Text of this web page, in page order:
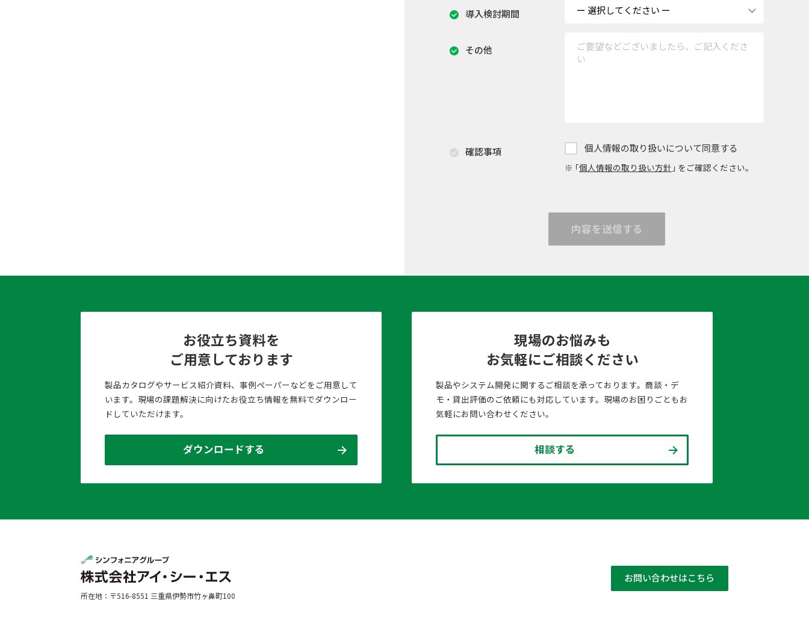
導入検討期間
その他
確認事項 個人情報の取り扱いについて同意する
※ ｢個人情報の取り扱い方針 ｣ をご確認ください。
内容を送信する
お役立ち資料を
ご用意しております
製品カタログやサービス紹介資料、事例ペーパーなどをご用意して
います。現場の課題解決に向けたお役立ち情報を無料でダウンロー
ドしていただけます。
ダウンロードする
現場のお悩みも
お気軽にご相談ください
製品やシステム開発に関するご相談を承っております。商談・デ
モ・貸出評価のご依頼にも対応しています。現場のお困りごともお
気軽にお問い合わせください。
相談する
所在地：〒516-8551 三重県伊勢市竹ヶ鼻町100
お問い合わせはこちら